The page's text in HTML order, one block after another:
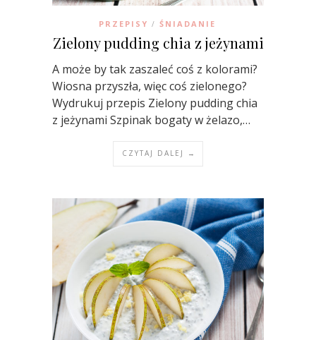
PRZEPISY / ŚNIADANIE
Zielony pudding chia z jeżynami
A może by tak zaszaleć coś z kolorami?
Wiosna przyszła, więc coś zielonego?
Wydrukuj przepis Zielony pudding chia
z jeżynami Szpinak bogaty w żelazo,…
CZYTAJ DALEJ →